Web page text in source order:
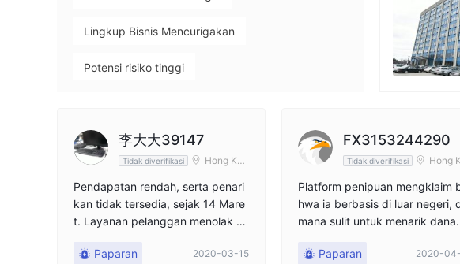
Lingkup Bisnis Mencurigakan
Potensi risiko tinggi
Karyawan
李大大39147
Tidak diverifikasi
Hong Kon
Pendapatan rendah, serta penari
kan tidak tersedia, sejak 14 Mare
t. Layanan pelanggan menolak un
Paparan
2020-03-15
FX3153244290
Tidak diverifikasi
Hong
Platform penipuan mengklaim
hwa ia berbasis di luar negeri,
mana sulit untuk menarik dana.
kit. Paparan 2020-